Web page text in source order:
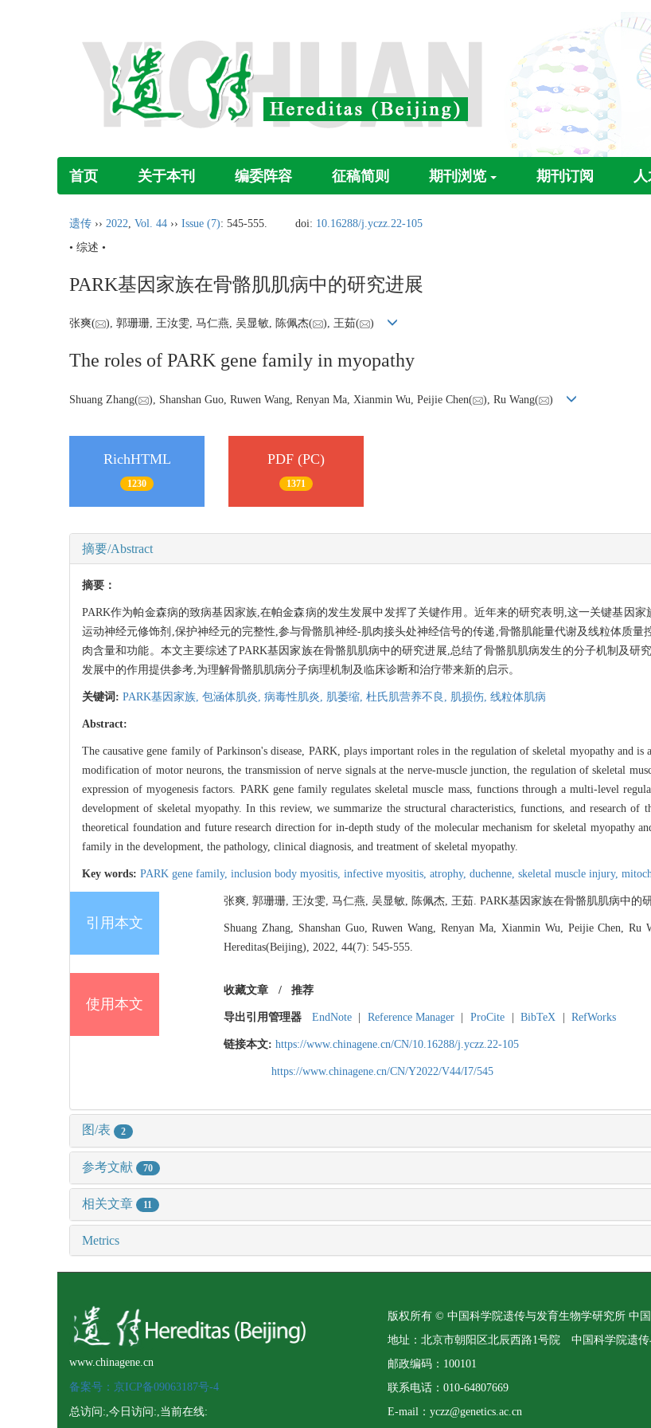
首页 关于本刊 编委阵容 征稿简则 期刊浏览 期刊订阅
遗传 ›› 2022, Vol. 44 ›› Issue (7): 545-555. doi: 10.16288/j.yczz.22-105
• 综述 •
PARK基因家族在骨骼肌肌病中的研究进展
张爽( ), 郭珊珊, 王汝雯, 马仁燕, 吴显敏, 陈佩杰( ), 王茹( )
The roles of PARK gene family in myopathy
Shuang Zhang( ), Shanshan Guo, Ruwen Wang, Renyan Ma, Xianmin Wu, Peijie Chen( ), Ru Wang( )
RichHTML
1230
PDF (PC)
1371
摘要/Abstract
摘要：
PARK作为帕金森病的致病基因家族,在帕金森病的发生发展中发挥了关键作用。近年来的研究表明,这一关键基因
运动神经元修饰剂,保护神经元的完整性,参与骨骼肌神经-肌肉接头处神经信号的传递,骨骼肌能量代谢及线粒体质
肉含量和功能。本文主要综述了PARK基因家族在骨骼肌肌病中的研究进展,总结了骨骼肌肌病发生的分子机制及研
发展中的作用提供参考,为理解骨骼肌肌病分子病理机制及临床诊断和治疗带来新的启示。
关键词: PARK基因家族, 包涵体肌炎, 病毒性肌炎, 肌萎缩, 杜氏肌营养不良, 肌损伤, 线粒体肌病
Abstract:
The causative gene family of Parkinson's disease, PARK, plays important roles in the regulation of skeletal myopathy and
modification of motor neurons, the transmission of nerve signals at the nerve-muscle junction, the regulation of skeletal
expression of myogenesis factors. PARK gene family regulates skeletal muscle mass, functions through a multi-level
development of skeletal myopathy. In this review, we summarize the structural characteristics, functions, and research
theoretical foundation and future research direction for in-depth study of the molecular mechanism for skeletal myopathy
family in the development, the pathology, clinical diagnosis, and treatment of skeletal myopathy.
Key words: PARK gene family, inclusion body myositis, infective myositis, atrophy, duchenne, skeletal muscle injury,
引用本文
张爽, 郭珊珊, 王汝雯, 马仁燕, 吴显敏, 陈佩杰, 王茹. PARK基因家族在骨骼肌肌病中的
Shuang Zhang, Shanshan Guo, Ruwen Wang, Renyan Ma, Xianmin Wu, Peijie Chen,
Hereditas(Beijing), 2022, 44(7): 545-555.
使用本文
收藏文章 / 推荐
导出引用管理器 EndNote Reference Manager ProCite BibTeX RefWorks
链接本文: https://www.chinagene.cn/CN/10.16288/j.yczz.22-105
https://www.chinagene.cn/CN/Y2022/V44/I7/545
图/表 2
参考文献 70
相关文章 11
Metrics
www.chinagene.cn
备案号：京ICP备09063187号-4
总访问: ,今日访问: ,当前在线:
版权所有 © 中国科学院遗传与发育生物学研究所 中
地址：北京市朝阳区北辰西路1号院 中国科学院遗
邮政编码：100101
联系电话：010-64807669
E-mail：yczz@genetics.ac.cn